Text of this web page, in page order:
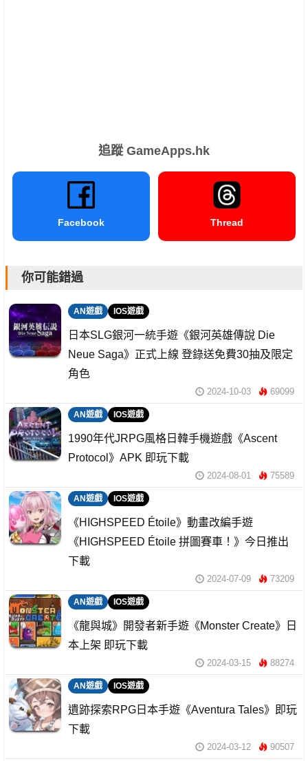
追蹤 GameApps.hk
Facebook Thread
你可能錯過
AN遊戲 IOS遊戲
日本SLG銀河一統手遊《銀河英雄傳說 Die
Neue Saga》正式上線 登錄送免費30抽及限定
角色
2024-10-03 69099
AN遊戲 IOS遊戲
1990年代JRPG風格日韓手機遊戲《Ascent
Protocol》APK 即玩下載
2024-08-01 75589
AN遊戲 IOS遊戲
《HIGHSPEED Étoile》動畫改編手遊
《HIGHSPEED Étoile 拼圖賽車！》今日推出
下載
2024-07-09 73209
AN遊戲 IOS遊戲
《龍與城》開發者新手遊《Monster Create》日
本上架 即玩下載
2024-03-15 88274
AN遊戲 IOS遊戲
遺跡探索RPG日本手遊《Aventura Tales》即玩
下載
2024-03-12 90507